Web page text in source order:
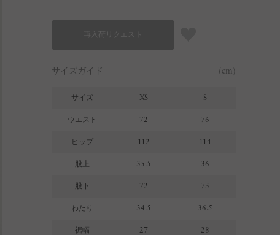
再入荷リクエスト
サイズガイド (cm)
サイズ XS S
ウエスト 72 76
ヒップ 112 114
股上 35.5 36
股下 72 73
わたり 34.5 36.5
裾幅 27 28